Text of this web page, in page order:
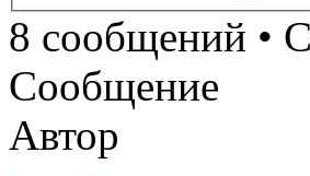
8 сообщений •
Сообщение
Автор